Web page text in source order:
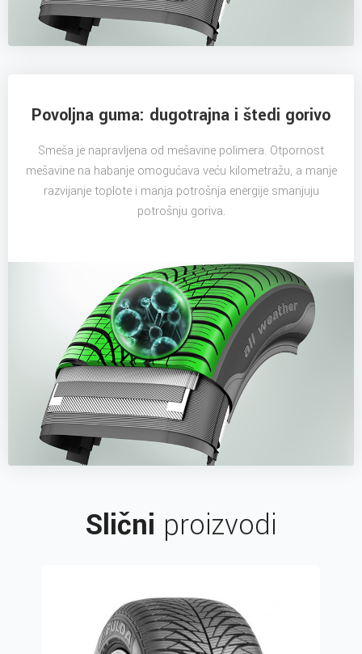
Povoljna guma: dugotrajna i štedi gorivo
Smeša je napravljena od mešavine polimera. Otpornost
mešavine na habanje omogućava veću kilometražu, a manje
razvijanje toplote i manja potrošnja energije smanjuju
potrošnju goriva.
Slični proizvodi